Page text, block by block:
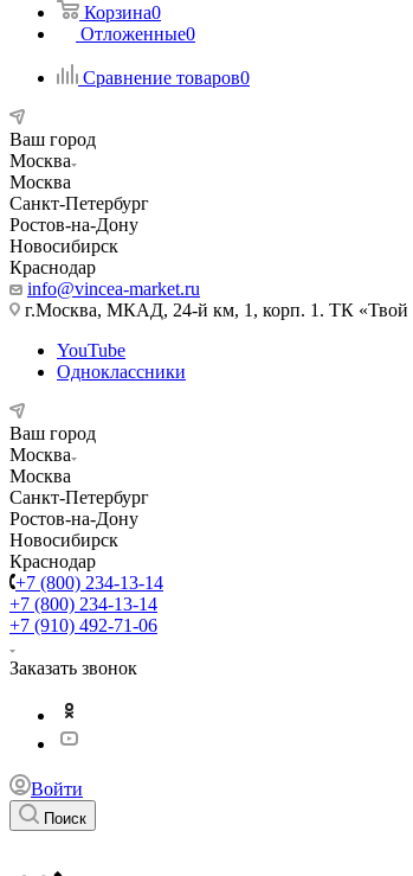
Корзина0
Отложенные0
Сравнение товаров0
Ваш город
Москва
Москва
Санкт-Петербург
Ростов-на-Дону
Новосибирск
Краснодар
info@vincea-market.ru
г.Москва, МКАД, 24-й км, 1, корп. 1. ТК
YouTube
Одноклассники
Ваш город
Москва
Москва
Санкт-Петербург
Ростов-на-Дону
Новосибирск
Краснодар
+7 (800) 234-13-14
+7 (800) 234-13-14
+7 (910) 492-71-06
Заказать звонок
Войти
Поиск